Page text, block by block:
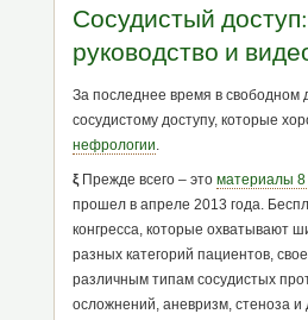
Сосудистый
руководство и
За последнее время в свободном
сосудистому доступу, которые
нефрологии
ξ Прежде всего – это материалы 8
прошел в апреле 2013 года.
конгресса, которые охватывают
разных категорий пациентов,
различным типам сосудистых
осложнений, аневризм, стеноза и